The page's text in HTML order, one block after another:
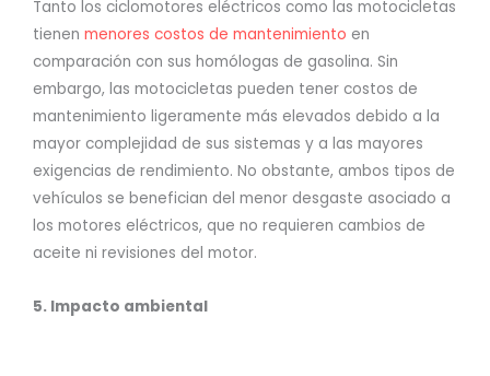
Tanto los ciclomotores eléctricos como las motocicletas
tienen menores costos de mantenimiento en
comparación con sus homólogas de gasolina. Sin
embargo, las motocicletas pueden tener costos de
mantenimiento ligeramente más elevados debido a la
mayor complejidad de sus sistemas y a las mayores
exigencias de rendimiento. No obstante, ambos tipos de
vehículos se benefician del menor desgaste asociado a
los motores eléctricos, que no requieren cambios de
aceite ni revisiones del motor.
5. Impacto ambiental